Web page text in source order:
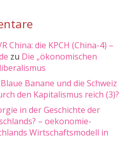
China: die KPCH (China-4) –
zu Die „ökonomischen
Banane und die Schweiz
den Kapitalismus reich (3)?
in der Geschichte der
– oekonomie-
Wirtschaftsmodell in